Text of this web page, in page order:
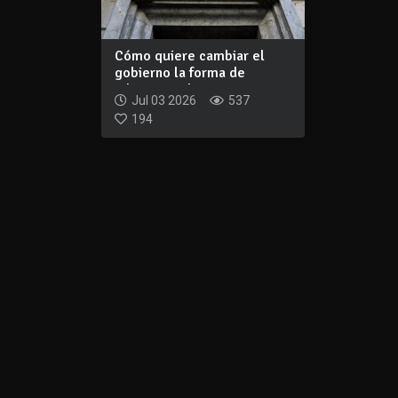
Cómo quiere cambiar el
gobierno la forma de
administrar los...
Jul 03 2026
537
194